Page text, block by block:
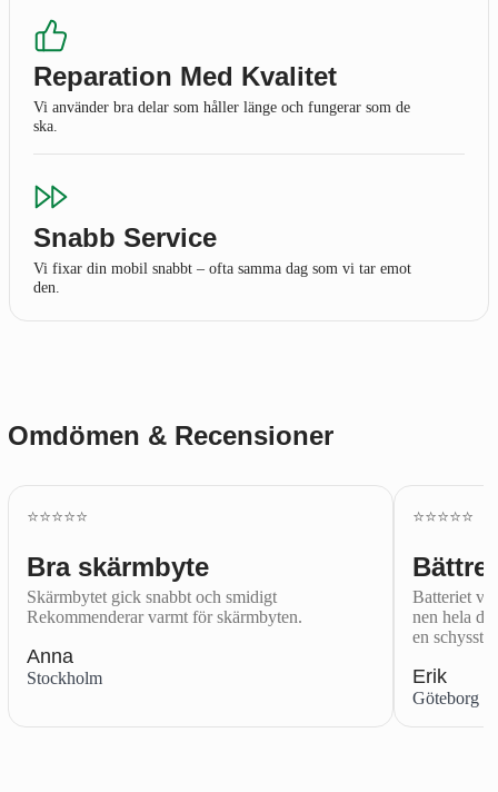
Reparation Med Kvalitet
Vi använder bra delar som håller länge och fungerar som de
ska.
Snabb Service
Vi fixar din mobil snabbt – ofta samma dag som vi tar emot
den.
Omdömen & Recensioner
⭐️⭐️⭐️⭐️⭐️
Bra skärmbyte
Skärmbytet gick snabbt och smidigt
Rekommenderar varmt för skärmbyten.
Anna
Stockholm
⭐️⭐️⭐️⭐️⭐️
Bättre
Batteriet
nen hela
en schysst.
Erik
Göteborg